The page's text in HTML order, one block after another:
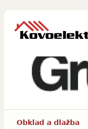
Obklad a dlažba